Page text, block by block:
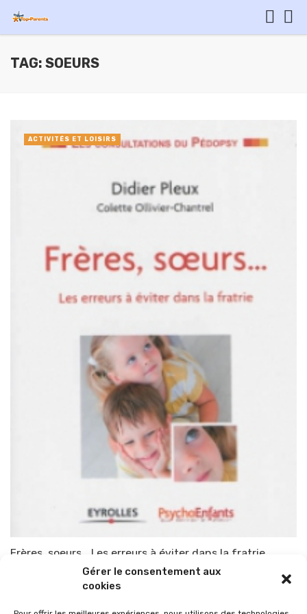
Gérer le consentement aux
cookies
TAG: SOEURS
Frères, soeurs… Les erreurs à éviter dans la fratrie
TOP-PARENTS 20 novembre 2013
ACTIVITÉS ET LOISIRS